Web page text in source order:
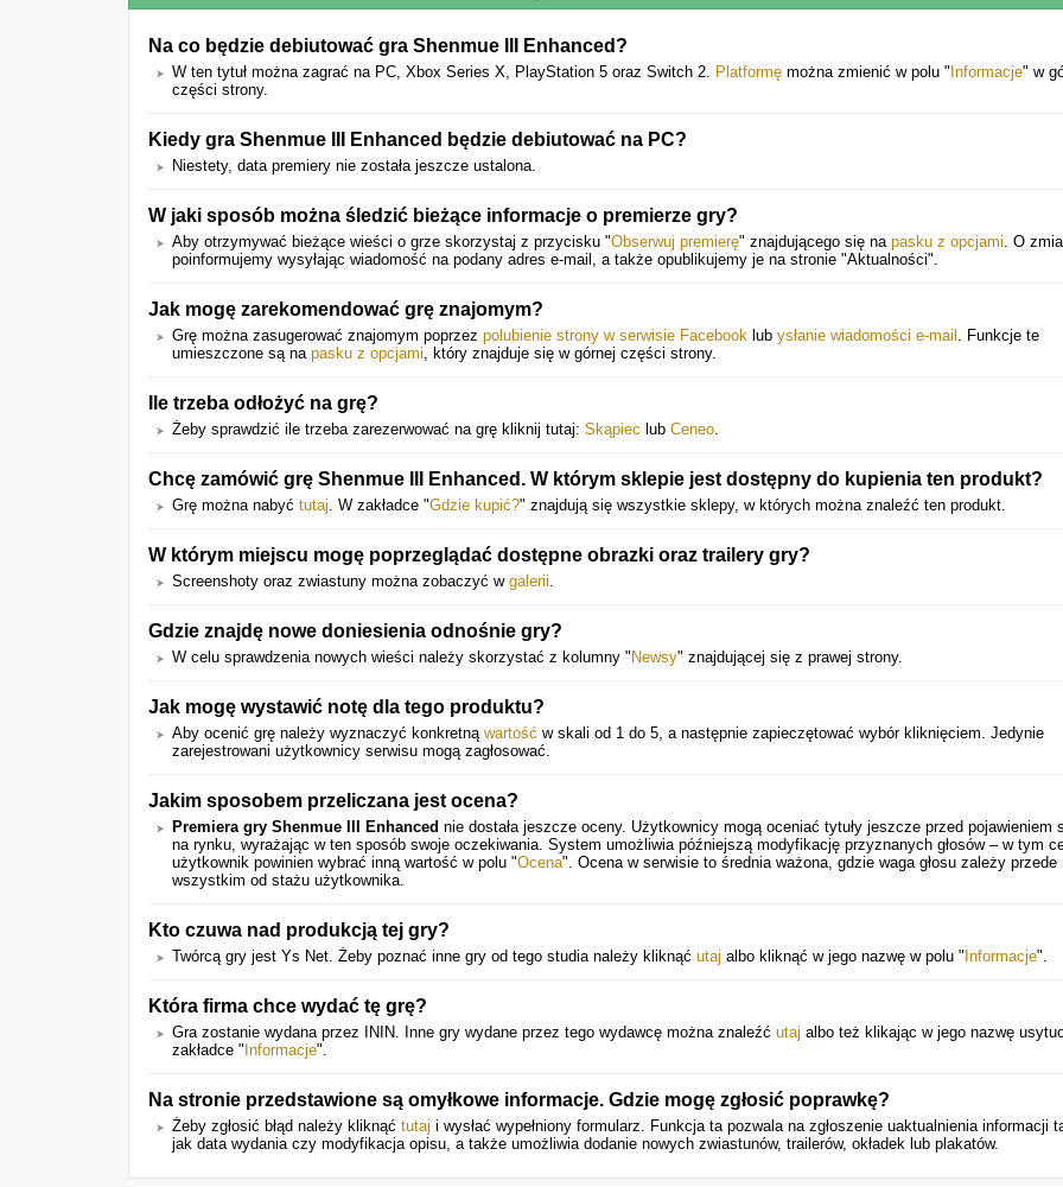
Na co będzie debiutować gra Shenmue III Enhanced?
W ten tytuł można zagrać na PC, Xbox Series X, PlayStation 5 oraz Switch 2. Platformę można zmienić w polu " Informacje" w
części strony.
Kiedy gra Shenmue III Enhanced będzie debiutować na PC?
Niestety, data premiery nie została jeszcze ustalona.
W jaki sposób można śledzić bieżące informacje o premierze gry?
Aby otrzymywać bieżące wieści o grze skorzystaj z przycisku "Obserwuj premierę" znajdującego się na pasku z opcjami. O
poinformujemy wysyłając wiadomość na podany adres e-mail, a także opublikujemy je na stronie "Aktualności".
Jak mogę zarekomendować grę znajomym?
Grę można zasugerować znajomym poprzez polubienie strony w serwisie Facebook lub ysłanie wiadomości e-mail . Funkcje te
umieszczone są na pasku z opcjami, który znajduje się w górnej części strony.
Ile trzeba odłożyć na grę?
Żeby sprawdzić ile trzeba zarezerwować na grę kliknij tutaj: Skąpiec lub Ceneo.
Chcę zamówić grę Shenmue III Enhanced. W którym sklepie jest dostępny do kupienia ten produkt?
Grę można nabyć tutaj. W zakładce "Gdzie kupić?" znajdują się wszystkie sklepy, w których można znaleźć ten produkt.
W którym miejscu mogę poprzeglądać dostępne obrazki oraz trailery gry?
Screenshoty oraz zwiastuny można zobaczyć w galerii.
Gdzie znajdę nowe doniesienia odnośnie gry?
W celu sprawdzenia nowych wieści należy skorzystać z kolumny " Newsy" znajdującej się z prawej strony.
Jak mogę wystawić notę dla tego produktu?
Aby ocenić grę należy wyznaczyć konkretną wartość w skali od 1 do 5, a następnie zapieczętować wybór kliknięciem. Jedynie
zarejestrowani użytkownicy serwisu mogą zagłosować.
Jakim sposobem przeliczana jest ocena?
Premiera gry Shenmue III Enhanced nie dostała jeszcze oceny. Użytkownicy mogą oceniać tytuły jeszcze przed pojawieniem
na rynku, wyrażając w ten sposób swoje oczekiwania. System umożliwia późniejszą modyfikację przyznanych głosów – w tym
użytkownik powinien wybrać inną wartość w polu "Ocena". Ocena w serwisie to średnia ważona, gdzie waga głosu zależy przede
wszystkim od stażu użytkownika.
Kto czuwa nad produkcją tej gry?
Twórcą gry jest Ys Net. Żeby poznać inne gry od tego studia należy kliknąć utaj albo kliknąć w jego nazwę w polu " Informacje".
Która firma chce wydać tę grę?
Gra zostanie wydana przez ININ. Inne gry wydane przez tego wydawcę można znaleźć utaj albo też klikając w jego nazwę
zakładce " Informacje".
Na stronie przedstawione są omyłkowe informacje. Gdzie mogę zgłosić poprawkę?
Żeby zgłosić błąd należy kliknąć tutaj i wysłać wypełniony formularz. Funkcja ta pozwala na zgłoszenie uaktualnienia informacji
jak data wydania czy modyfikacja opisu, a także umożliwia dodanie nowych zwiastunów, trailerów, okładek lub plakatów.